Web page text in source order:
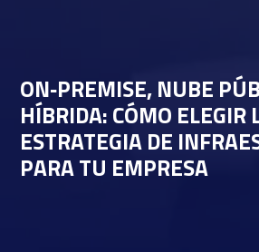
ON‑PREMISE, NUBE
HÍBRIDA: CÓMO ELEGIR
ESTRATEGIA DE
PARA TU EMPRESA